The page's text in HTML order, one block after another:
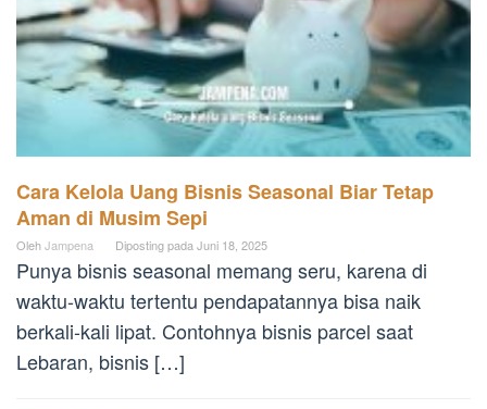
Cara Kelola Uang Bisnis Seasonal Biar Tetap
Aman di Musim Sepi
OlehJampena Diposting pada Juni 18, 2025
Punya bisnis seasonal memang seru, karena di
waktu-waktu tertentu pendapatannya bisa naik
berkali-kali lipat. Contohnya bisnis parcel saat
Lebaran, bisnis […]